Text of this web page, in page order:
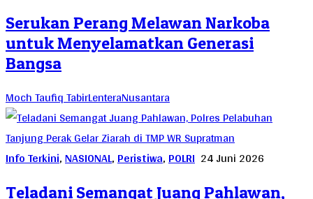
Serukan Perang Melawan Narkoba
untuk Menyelamatkan Generasi
Bangsa
Moch Taufiq TabirLenteraNusantara
Info Terkini,NASIONAL,Peristiwa,POLRI 24 Juni 2026
Teladani Semangat Juang Pahlawan,